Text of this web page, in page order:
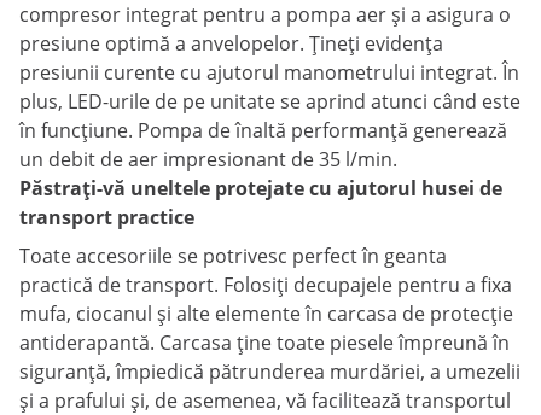
compresor integrat pentru a pompa aer și a asigura o
presiune optimă a anvelopelor. Țineți evidența
presiunii curente cu ajutorul manometrului integrat. În
plus, LED-urile de pe unitate se aprind atunci când este
în funcțiune. Pompa de înaltă performanță generează
un debit de aer impresionant de 35 l/min.
Păstrați-vă uneltele protejate cu ajutorul husei de
transport practice
Toate accesoriile se potrivesc perfect în geanta
practică de transport. Folosiți decupajele pentru a fixa
mufa, ciocanul și alte elemente în carcasa de protecție
antiderapantă. Carcasa ține toate piesele împreună în
siguranță, împiedică pătrunderea murdăriei, a umezelii
și a prafului și, de asemenea, vă facilitează transportul